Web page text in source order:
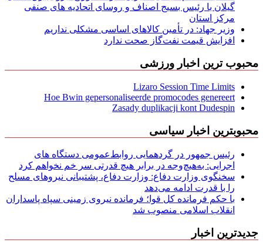
گیلان با رئیس بسیج اصناف و روسای اتحادیه های صنفی
مركز استان
وزیر جهاد: در تأمین کالاهای اساسی مشکلی نداریم
افزایش قیمت نفت‌گاز صحت ندارد
محبوب ترین اخبار ورزشی
Lizaro Session Time Limits
Hoe Bwin gepersonaliseerde promocodes genereert
Zasady duplikacji kont Dudespin
محبوبترین اخبار سیاسی
رئیس جمهور در گردهمایی روابط‌عمومی دستگاه های
اجرایی: به‌هیچ‌وجه در برابر هیچ قدرتی سر خم نخواهم کرد
سخنگوی وزارت دفاع: وزارت دفاع، پشتیبانی نیرو‌های مسلح
را با قدرت ادامه می‌دهد
با حکم فرمانده کل قوا؛ فرمانده نیروی زمینی سپاه پاسداران
انقلاب اسلامی منصوب شد
جدیدترین اخبار